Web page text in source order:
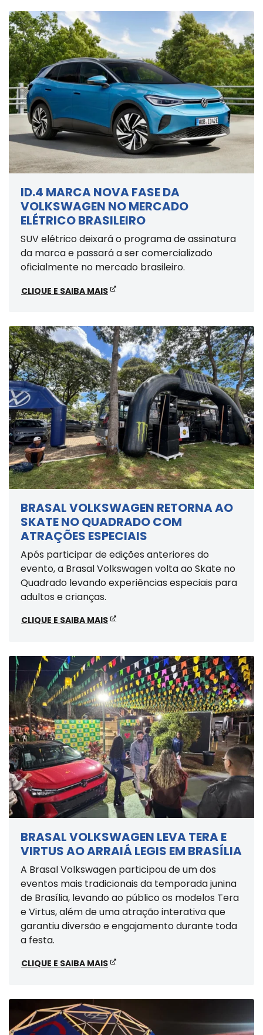
ID.4 MARCA NOVA FASE DA
VOLKSWAGEN NO MERCADO
ELÉTRICO BRASILEIRO
SUV elétrico deixará o programa de assinatura
da marca e passará a ser comercializado
oficialmente no mercado brasileiro.
CLIQUE E SAIBA MAIS
BRASAL VOLKSWAGEN RETORNA AO
SKATE NO QUADRADO COM
ATRAÇÕES ESPECIAIS
Após participar de edições anteriores do
evento, a Brasal Volkswagen volta ao Skate no
Quadrado levando experiências especiais para
adultos e crianças.
CLIQUE E SAIBA MAIS
BRASAL VOLKSWAGEN LEVA TERA E
VIRTUS AO ARRAIÁ LEGIS EM BRASÍLIA
A Brasal Volkswagen participou de um dos
eventos mais tradicionais da temporada junina
de Brasília, levando ao público os modelos Tera
e Virtus, além de uma atração interativa que
garantiu diversão e engajamento durante toda
a festa.
CLIQUE E SAIBA MAIS